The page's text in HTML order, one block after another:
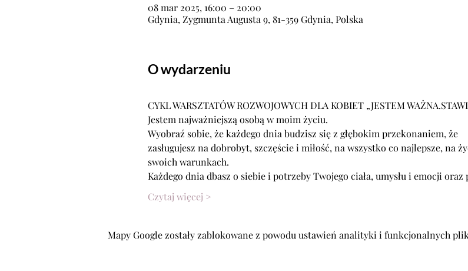
08 mar 2025, 16:00 – 20:00
Gdynia, Zygmunta Augusta 9, 81-359 Gdynia, Polska
O wydarzeniu
CYKL WARSZTATÓW ROZWOJOWYCH DLA KOBIET „JESTEM
Jestem najważniejszą osobą w moim życiu.
Wyobraź sobie, że każdego dnia budzisz się z głębokim przekonaniem, że
zasługujesz na dobrobyt, szczęście i miłość, na wszystko co najlepsze, na
swoich warunkach.
Każdego dnia dbasz o siebie i potrzeby Twojego ciała, umysłu i emocji oraz
Czytaj więcej >
Mapy Google zostały zablokowane z powodu ustawień analityki i funkcjonalnych